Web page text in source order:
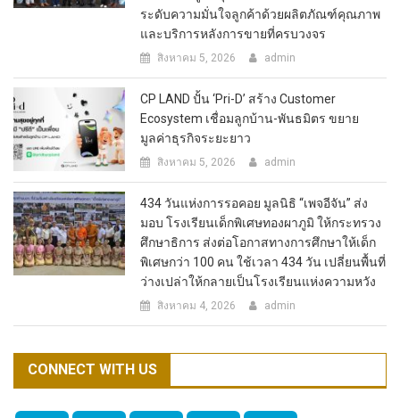
ระดับความมั่นใจลูกค้าด้วยผลิตภัณฑ์คุณภาพ
และบริการหลังการขายที่ครบวงจร
สิงหาคม 5, 2026 admin
CP LAND ปั้น ‘Pri-D’ สร้าง Customer
Ecosystem เชื่อมลูกบ้าน-พันธมิตร ขยาย
มูลค่าธุรกิจระยะยาว
สิงหาคม 5, 2026 admin
434 วันแห่งการรอคอย มูลนิธิ “เพจอีจัน” ส่ง
มอบ โรงเรียนเด็กพิเศษทองผาภูมิ ให้กระทรวง
ศึกษาธิการ ส่งต่อโอกาสทางการศึกษาให้เด็ก
พิเศษกว่า 100 คน ใช้เวลา 434 วัน เปลี่ยนพื้นที่
ว่างเปล่าให้กลายเป็นโรงเรียนแห่งความหวัง
สิงหาคม 4, 2026 admin
CONNECT WITH US